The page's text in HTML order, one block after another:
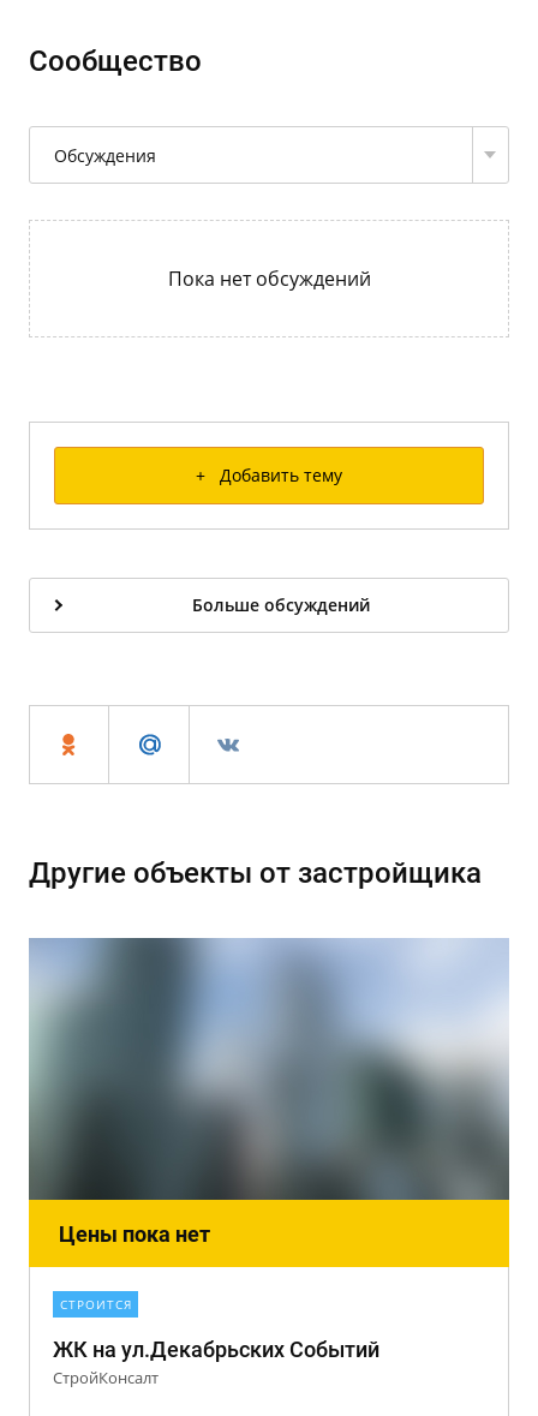
Сообщество
Обсуждения
Пока нет обсуждений
+ Добавить тему
Больше обсуждений
Другие объекты от застройщика
Цены пока нет
СТРОИТСЯ
ЖК на ул.Декабрьских Событий
СтройКонсалт